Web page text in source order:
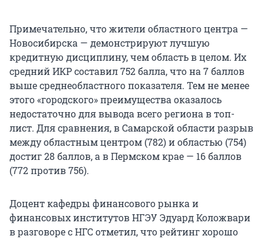
Примечательно, что жители областного центра —
Новосибирска — демонстрируют лучшую
кредитную дисциплину, чем область в целом. Их
средний ИКР составил 752 балла, что на 7 баллов
выше среднеобластного показателя. Тем не менее
этого «городского» преимущества оказалось
недостаточно для вывода всего региона в топ-
лист. Для сравнения, в Самарской области разрыв
между областным центром (782) и областью (754)
достиг 28 баллов, а в Пермском крае — 16 баллов
(772 против 756).
Доцент кафедры финансового рынка и
финансовых институтов НГЭУ Эдуард Коложвари
в разговоре с НГС отметил, что рейтинг хорошо